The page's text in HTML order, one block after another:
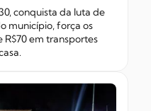
conquista da luta de
município, força os
R$70 em transportes